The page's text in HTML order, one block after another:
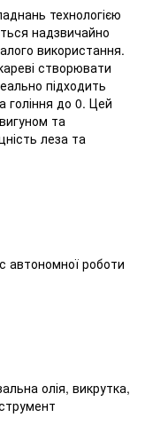
технологією
надзвичайно
використання.
створювати
підходить
гоління до 0. Цей
та
леза та
автономної роботи
олія, викрутка,